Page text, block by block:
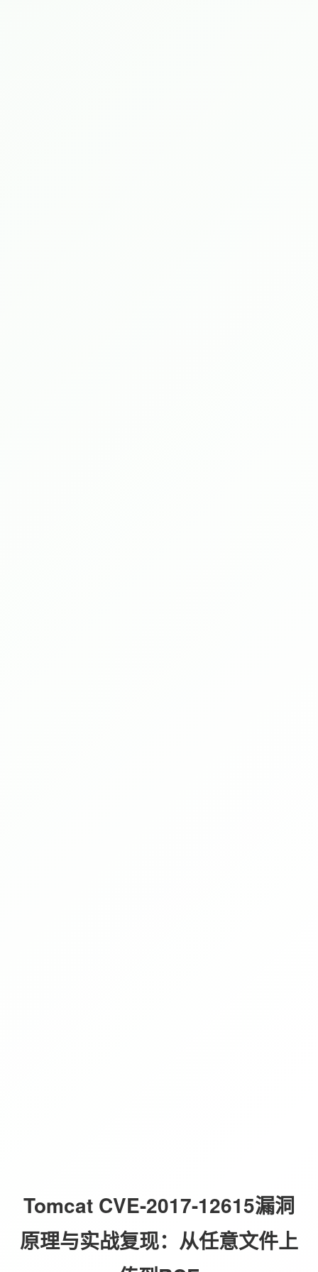
Tomcat CVE-2017-12615漏洞
原理与实战复现：从任意文件上